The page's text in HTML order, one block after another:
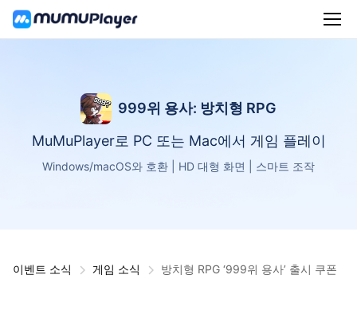
999위 용사: 방치형 RPG
MuMuPlayer로 PC 또는 Mac에서 게임 플레이
Windows/macOS와 호환 | HD 대형 화면 | 스마트 조작
이벤트 소식 게임 소식 방치형 RPG ‘999위 용사’ 출시 쿠폰